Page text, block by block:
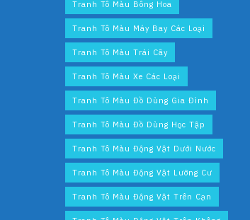
Tranh Tô Màu Bông Hoa
Tranh Tô Màu Máy Bay Các Loại
Tranh Tô Màu Trái Cây
Tranh Tô Màu Xe Các Loại
Tranh Tô Màu Đồ Dùng Gia Đình
Tranh Tô Màu Đồ Dùng Học Tập
Tranh Tô Màu Động Vật Dưới Nước
Tranh Tô Màu Động Vật Lưỡng Cư
Tranh Tô Màu Động Vật Trên Cạn